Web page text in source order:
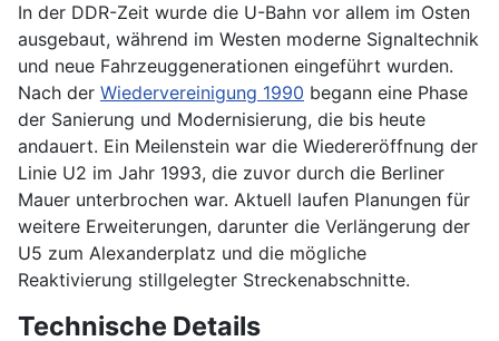
In der DDR-Zeit wurde die U-Bahn vor allem im Osten
ausgebaut, während im Westen moderne Signaltechnik
und neue Fahrzeuggenerationen eingeführt wurden.
Nach der Wiedervereinigung 1990 begann eine Phase
der Sanierung und Modernisierung, die bis heute
andauert. Ein Meilenstein war die Wiedereröffnung der
Linie U2 im Jahr 1993, die zuvor durch die Berliner
Mauer unterbrochen war. Aktuell laufen Planungen für
weitere Erweiterungen, darunter die Verlängerung der
U5 zum Alexanderplatz und die mögliche
Reaktivierung stillgelegter Streckenabschnitte.
Technische Details